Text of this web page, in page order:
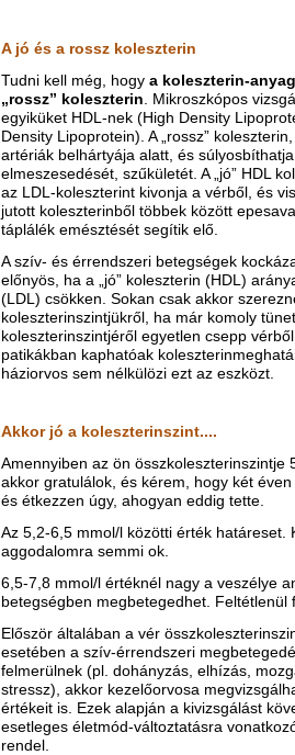
A jó és a rossz koleszterin
Tudni kell még, hogy a koleszterin-
„rossz” koleszterin . Mikroszkópos
egyiküket HDL-nek (High Density
Density Lipoprotein). A „rossz”
artériák belhártyája alatt, és
elmeszesedését, szűkületét. A „jó” HDL
az LDL-koleszterint kivonja a vérből, és
jutott koleszterinből többek között
táplálék emésztését segítik elő.
A szív- és érrendszeri betegségek
előnyös, ha a „jó” koleszterin (HDL)
(LDL) csökken. Sokan csak akkor
koleszterinszintjükről, ha már komoly
koleszterinszintjéről egyetlen csepp
patikákban kaphatóak
háziorvos sem nélkülözi ezt az eszközt.
Akkor jó a koleszterinszint....
Amennyiben az ön összkoleszterinszintje
akkor gratulálok, és kérem, hogy két
és étkezzen úgy, ahogyan eddig tette.
Az 5,2-6,5 mmol/l közötti érték határeset.
aggodalomra semmi ok.
6,5-7,8 mmol/l értéknél nagy a veszélye
betegségben megbetegedhet. Feltétlenül
Először általában a vér
esetében a szív-érrendszeri
felmerülnek (pl. dohányzás, elhízás,
stressz), akkor kezelőorvosa
értékeit is. Ezek alapján a kivizsgálást
esetleges életmód-változtatásra
rendel.